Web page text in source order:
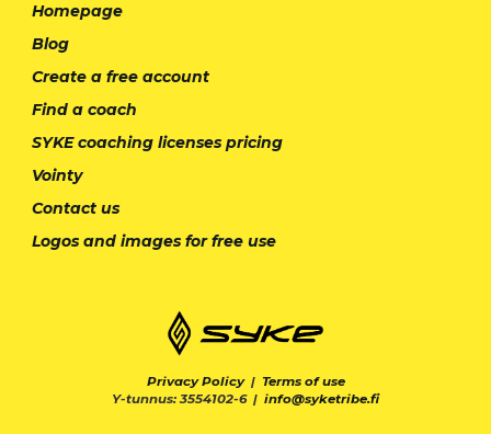
Homepage
Blog
Create a free account
Find a coach
SYKE coaching licenses pricing
Vointy
Contact us
Logos and images for free use
Privacy Policy| Terms of use
Y-tunnus: 3554102-6 | info@syketribe.fi